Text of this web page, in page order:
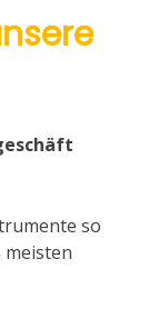
so
meisten